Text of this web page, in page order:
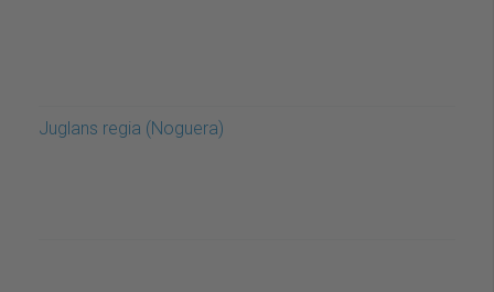
Juglans regia (Noguera)